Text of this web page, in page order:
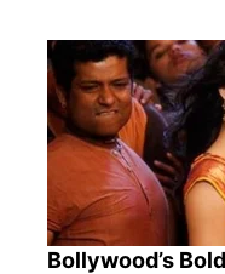
Bollywood’s